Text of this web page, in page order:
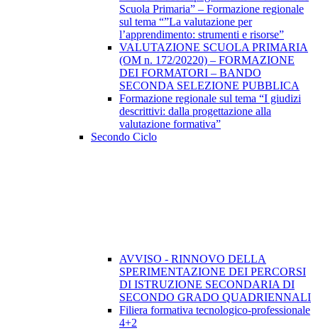
Scuola Primaria” – Formazione regionale
sul tema “”La valutazione per
l’apprendimento: strumenti e risorse”
VALUTAZIONE SCUOLA PRIMARIA
(OM n. 172/20220) – FORMAZIONE
DEI FORMATORI – BANDO
SECONDA SELEZIONE PUBBLICA
Formazione regionale sul tema “I giudizi
descrittivi: dalla progettazione alla
valutazione formativa”
Secondo Ciclo
AVVISO - RINNOVO DELLA
SPERIMENTAZIONE DEI PERCORSI
DI ISTRUZIONE SECONDARIA DI
SECONDO GRADO QUADRIENNALI
Filiera formativa tecnologico-professionale
4+2